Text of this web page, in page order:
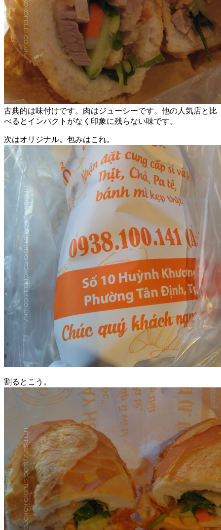
古典的は味付けです。肉はジューシーです。他の人気店と比
べるとインパクトがなく印象に残らない味です。
次はオリジナル。包みはこれ。
割るとこう。